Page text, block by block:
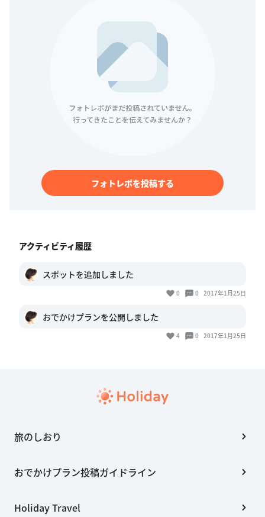
フォトレポを投稿する
アクティビティ履歴
スポットを追加しました
0 0 2017年1月25日
おでかけプランを公開しました
4 0 2017年1月25日
旅のしおり
おでかけプラン投稿ガイドライン
Holiday Travel